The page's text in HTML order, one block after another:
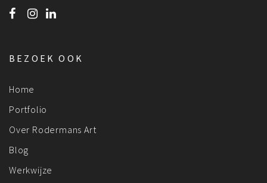
BEZOEK OOK
Home
Portfolio
Over Rodermans Art
Blog
Werkwijze